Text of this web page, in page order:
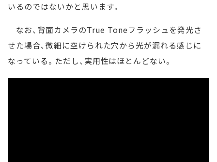
いるのではないかと思います。
なお、背面カメラのTrue Toneフラッシュを発光さ
せた場合、微細に空けられた穴から光が漏れる感じに
なっている。ただし、実用性はほとんどない。